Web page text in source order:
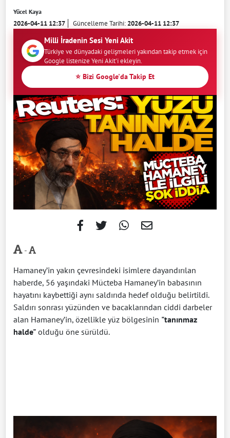
Yücel Kaya
2026-04-11 12:37 Güncelleme Tarihi:2026-04-11 12:37
Milli İradenin Sesi Yeni Akit
Türkiye ve dünyadaki gelişmeleri yakından takip etmek için
Google listenize Yeni Akit'i ekleyin.
⭐ Bizi Google'da Takip Et
-
Hamaney’in yakın çevresindeki isimlere dayandırılan
haberde, 56 yaşındaki Mücteba Hamaney’in babasının
hayatını kaybettiği aynı saldırıda hedef olduğu belirtildi.
Saldırı sonrası yüzünden ve bacaklarından ciddi darbeler
alan Hamaney’in, özellikle yüz bölgesinin "tanınmaz
halde" olduğu öne sürüldü.